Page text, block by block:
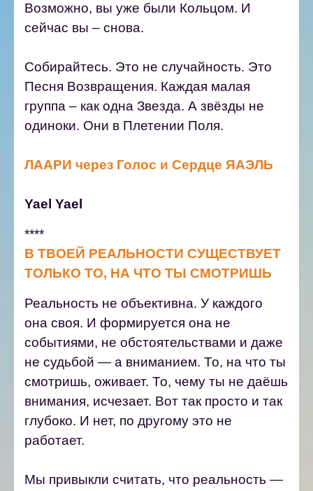
Возможно, вы уже были Кольцом. И
сейчас вы – снова.
Собирайтесь. Это не случайность. Это
Песня Возвращения. Каждая малая
группа – как одна Звезда. А звёзды не
одиноки. Они в Плетении Поля.
ЛААРИ через Голос и Сердце ЯАЭЛЬ
Yael Yael
****
В ТВОЕЙ РЕАЛЬНОСТИ СУЩЕСТВУЕТ
ТОЛЬКО ТО, НА ЧТО ТЫ СМОТРИШЬ
Реальность не объективна. У каждого
она своя. И формируется она не
событиями, не обстоятельствами и даже
не судьбой — а вниманием. То, на что ты
смотришь, оживает. То, чему ты не даёшь
внимания, исчезает. Вот так просто и так
глубоко. И нет, по другому это не
работает.
Мы привыкли считать, что реальность —